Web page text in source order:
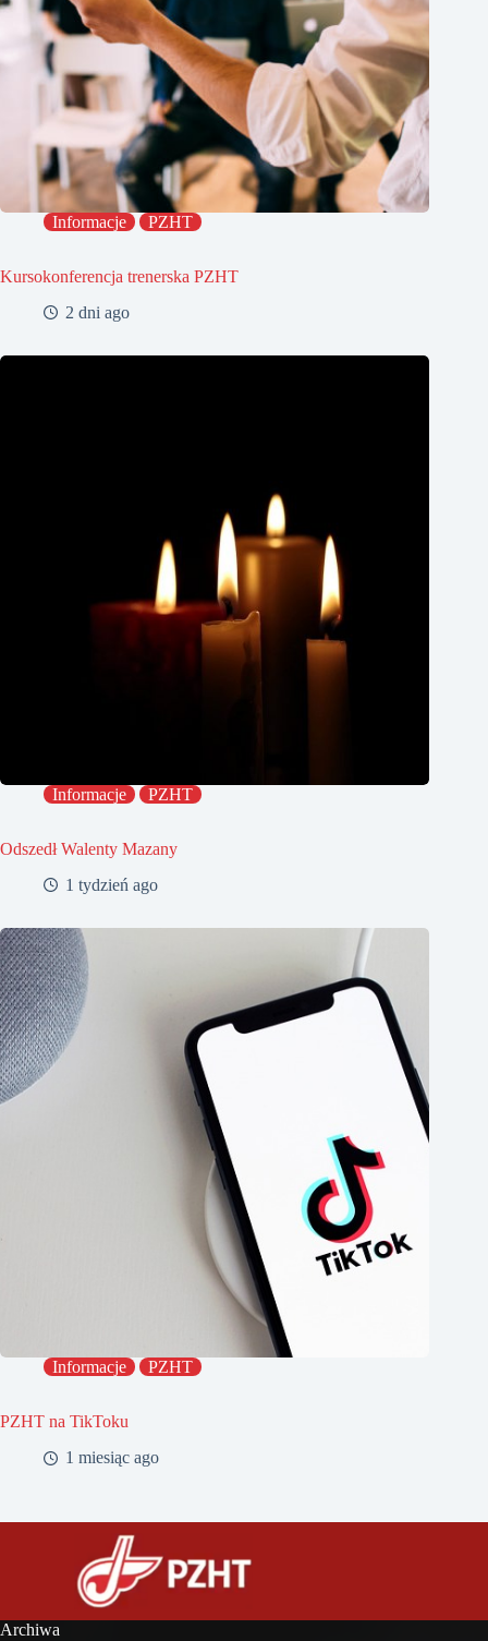
Informacje PZHT
Kursokonferencja trenerska PZHT
2 dni ago
Informacje PZHT
Odszedł Walenty Mazany
1 tydzień ago
Informacje PZHT
PZHT na TikToku
1 miesiąc ago
Archiwa